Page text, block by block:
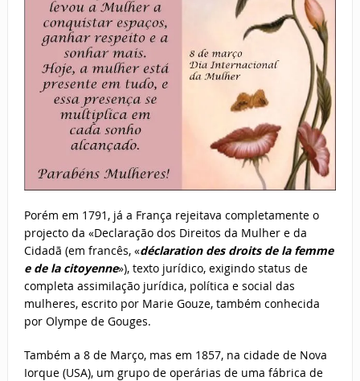
Porém em 1791, já a França rejeitava completamente o
projecto da «Declaração dos Direitos da Mulher e da
Cidadã (em francês, «déclaration des droits de la femme
e de la citoyenne»), texto jurídico, exigindo status de
completa assimilação jurídica, política e social das
mulheres, escrito por Marie Gouze, também conhecida
por Olympe de Gouges.
Também a 8 de Março, mas em 1857, na cidade de Nova
Iorque (USA), um grupo de operárias de uma fábrica de